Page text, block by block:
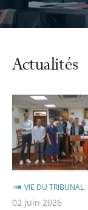
Actualités
VIE DU TRIBUNAL
02 juin 2026